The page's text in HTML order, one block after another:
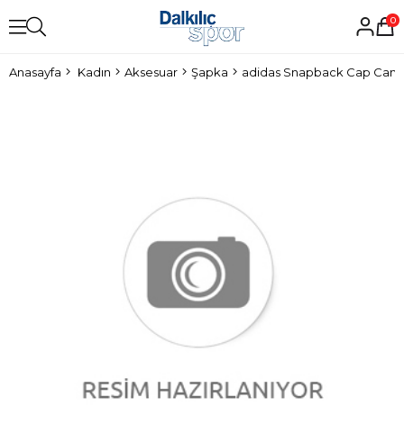
0
Anasayfa Kadın Aksesuar Şapka adidas Snapback Cap